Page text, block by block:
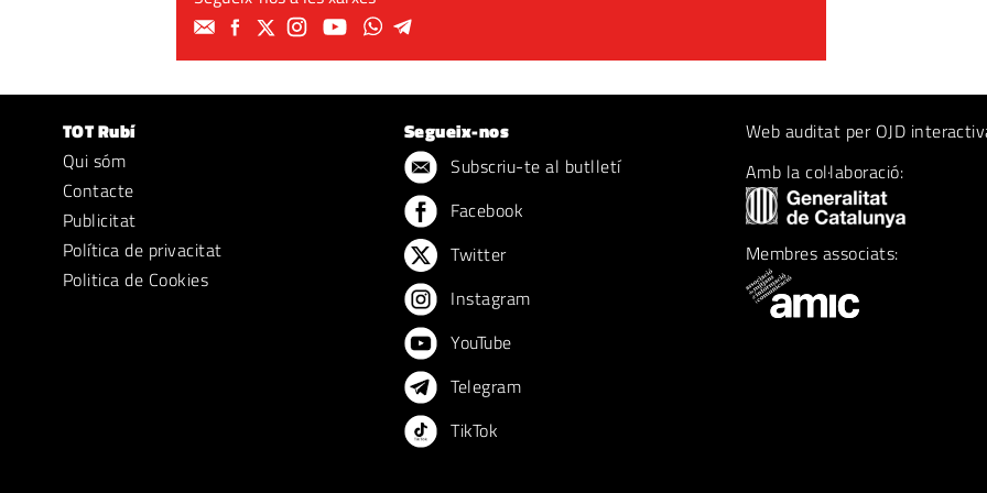
TOT Rubí
Qui sóm
Contacte
Publicitat
Política de privacitat
Politica de Cookies
Segueix-nos
Subscriu-te al butlletí
Facebook
Twitter
Instagram
YouTube
Telegram
TikTok
Web auditat per OJD
Amb la col·laboració:
Membres associats: